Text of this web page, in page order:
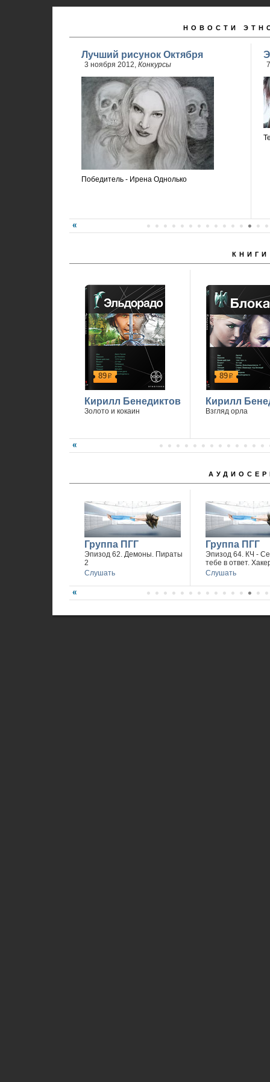
НОВОСТИ
Лучший рисунок Октября
3 ноября 2012, Конкурсы
Победитель - Ирена Однолько
КНИГИ
89р
Кирилл Бенедиктов
Золото и кокаин
89р
Кирилл
Взгляд орла
Группа ПГГ
Эпизод 62. Демоны. Пираты
2
Слушать
Группа ПГГ
Эпизод 64. КЧ -
тебе в ответ.
Слушать